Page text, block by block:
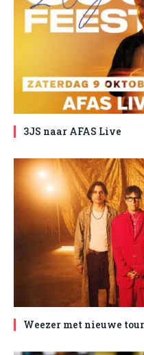
3JS naar AFAS Live
Weezer met nieuwe